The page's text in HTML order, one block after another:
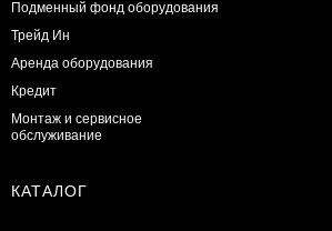
Подменный фонд оборудования
Трейд Ин
Аренда оборудования
Кредит
Монтаж и сервисное
обслуживание
КАТАЛОГ